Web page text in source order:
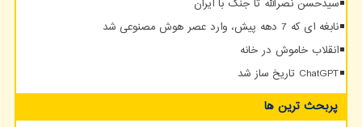
سیدحسن نصرالله تا جنگ با ایران
نابغه ای که 7 دهه پیش، وارد عصر هوش مصنوعی شد
انقلاب خاموش در خانه
ChatGPT تاریخ ساز شد
پربحث ترین ها